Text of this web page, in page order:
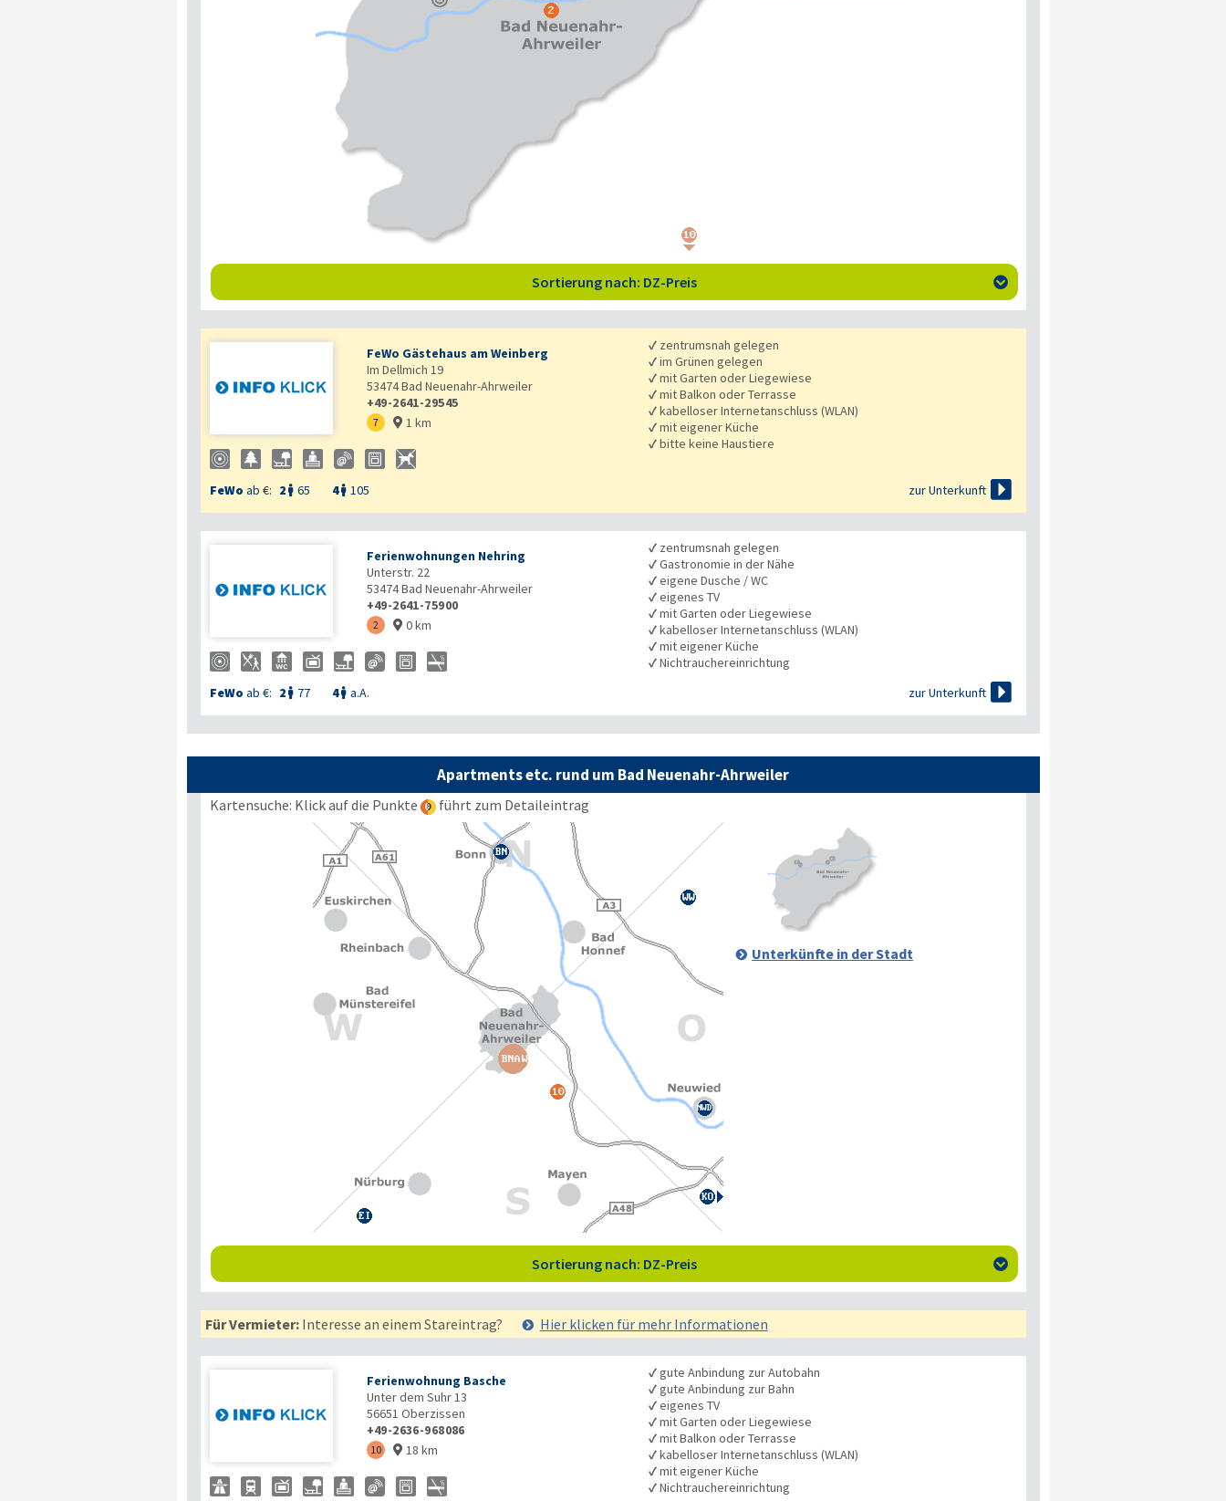
Sortierung nach: DZ-Preis 
FeWo Gästehaus am Weinberg
Im Dellmich 19
53474Bad Neuenahr-Ahrweiler
+49-2641-29545
7  1 km
FeWo ab €: 2  65 4 105
✓ zentrumsnah gelegen
✓im Grünen gelegen
✓mit Garten oder Liegewiese
✓mit Balkon oder Terrasse
✓kabelloser Internetanschluss (WLAN)
✓mit eigener Küche
✓bitte keine Haustiere
zur Unterkunft 
Ferienwohnungen Nehring
Unterstr. 22
53474Bad Neuenahr-Ahrweiler
+49-2641-75900
2  0 km
FeWo ab €: 2  77 4 a.A.
✓ zentrumsnah gelegen
✓Gastronomie in der Nähe
✓eigene Dusche / WC
✓eigenes TV
✓mit Garten oder Liegewiese
✓kabelloser Internetanschluss (WLAN)
✓mit eigener Küche
✓Nichtrauchereinrichtung
zur Unterkunft

Apartments etc. rund um Bad Neuenahr-Ahrweiler
Kartensuche: Klick auf die Punkte führt zum Detaileintrag
Unterkünfte in der Stadt
Sortierung nach: DZ-Preis 
Für Vermieter:Interesse an einem Stareintrag? Hier klicken für mehr Informationen
Ferienwohnung Basche
Unter dem Suhr 13
56651 Oberzissen
+49-2636-968086
10  18 km
✓gute Anbindung zur Autobahn
✓gute Anbindung zur Bahn
✓eigenes TV
✓mit Garten oder Liegewiese
✓mit Balkon oder Terrasse
✓kabelloser Internetanschluss (WLAN)
✓mit eigener Küche
✓Nichtrauchereinrichtung